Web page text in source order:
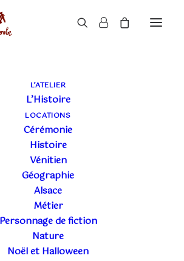
L’ATELIER
L’Histoire
LOCATIONS
Cérémonie
Histoire
Vénitien
Géographie
Alsace
Métier
Personnage de fiction
Nature
Noël et Halloween
DE L'ATELIER
COLOMBE